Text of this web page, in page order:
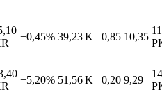
−0,45% 39,23 K 0,85 10,35
−5,20% 51,56 K 0,20 9,29